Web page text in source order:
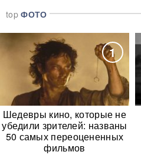
topФОТО
1
Шедевры кино, которые не
убедили зрителей: названы
50 самых переоцененных
фильмов